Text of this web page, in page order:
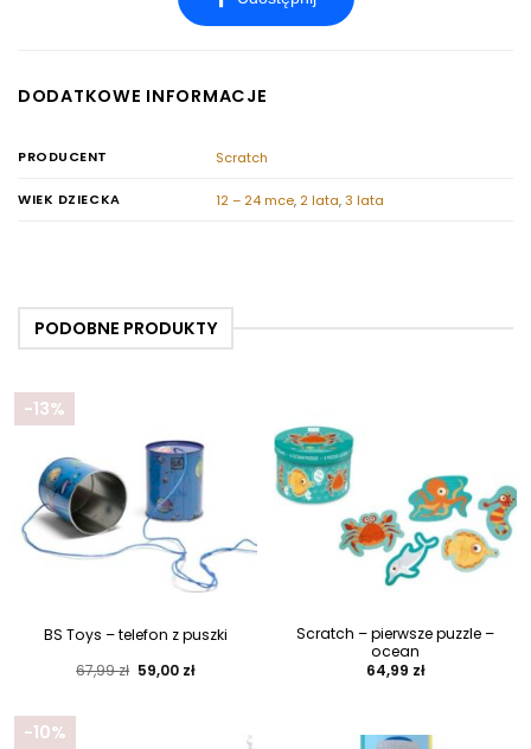
DODATKOWE INFORMACJE
PRODUCENT Scratch
WIEK DZIECKA 12 – 24 mce, 2 lata,3 lata
-13%
BS Toys – telefon z puszki
67,99zł Pierwotna
cena
59,00 złAktualna
Scratch – pierwsze puzzle –
ocean
64,99 zł
-10%
PODOBNE PRODUKTY